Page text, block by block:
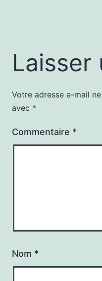
Laisser
Votre adresse e-mail
avec *
Commentaire *
Nom *